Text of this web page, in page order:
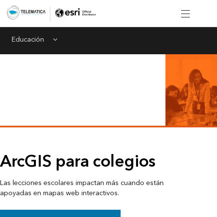
Educación Menu
ArcGIS para colegios
Las lecciones escolares impactan más cuando están
apoyadas en mapas web interactivos.